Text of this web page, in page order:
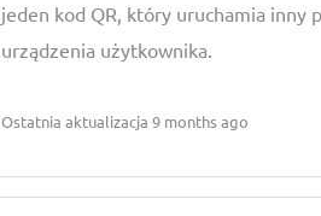
jeden kod QR, który uruchamia inny
urządzenia użytkownika.
Ostatnia aktualizacja 9 months ago